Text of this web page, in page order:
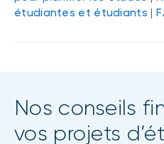
étudiantes et étudiants |
Nos conseils
vos projets